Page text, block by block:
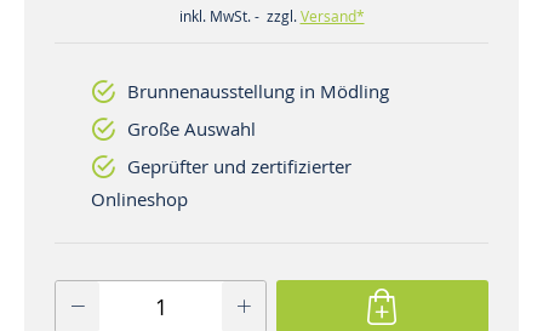
inkl. MwSt. - zzgl.Versand*
Brunnenausstellung in Mödling
Große Auswahl
Geprüfter und zertifizierter
Onlineshop